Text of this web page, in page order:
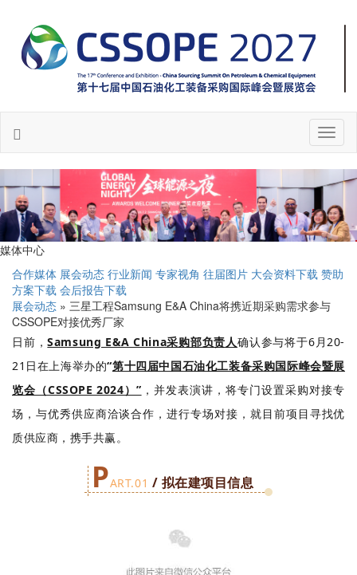
媒体中心
合作媒体 展会动态 行业新闻 专家视角 往届图片 大会资料下载 赞助
方案下载 会后报告下载
展会动态 » 三星工程Samsung E&A China将携近期采购需求参与
CSSOPE对接优秀厂家
日前，Samsung E&A China采购部负责人确认参与将于6月20-
21日在上海举办的“第十四届中国石油化工装备采购国际峰会暨展
览会（CSSOPE 2024）” ，并发表演讲，将专门设置采购对接专
场， 与优秀供应商洽谈合作，进行专场对接，就目前项目寻找优
质供应商，携手共赢。
PART.01 / 拟在建项目信息